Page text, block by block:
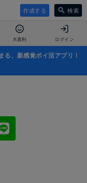
作成する 検索
大喜利 ログイン
、新感覚ポイ活アプリ！